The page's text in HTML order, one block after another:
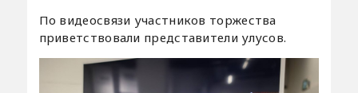
По видеосвязи участников торжества
приветствовали представители улусов.